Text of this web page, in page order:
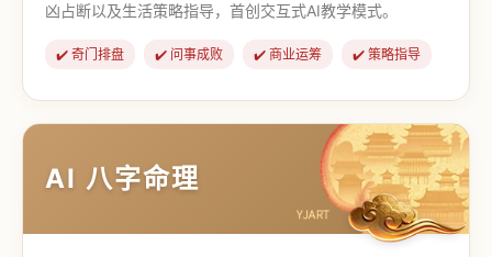
凶占断以及生活策略指导，首创交互式AI教学模式。
✔️ 奇门排盘 ✔️ 问事成败 ✔️ 商业运筹 ✔️ 策略指导
【道家奇门】 【传统奇门】
AI 八字命理